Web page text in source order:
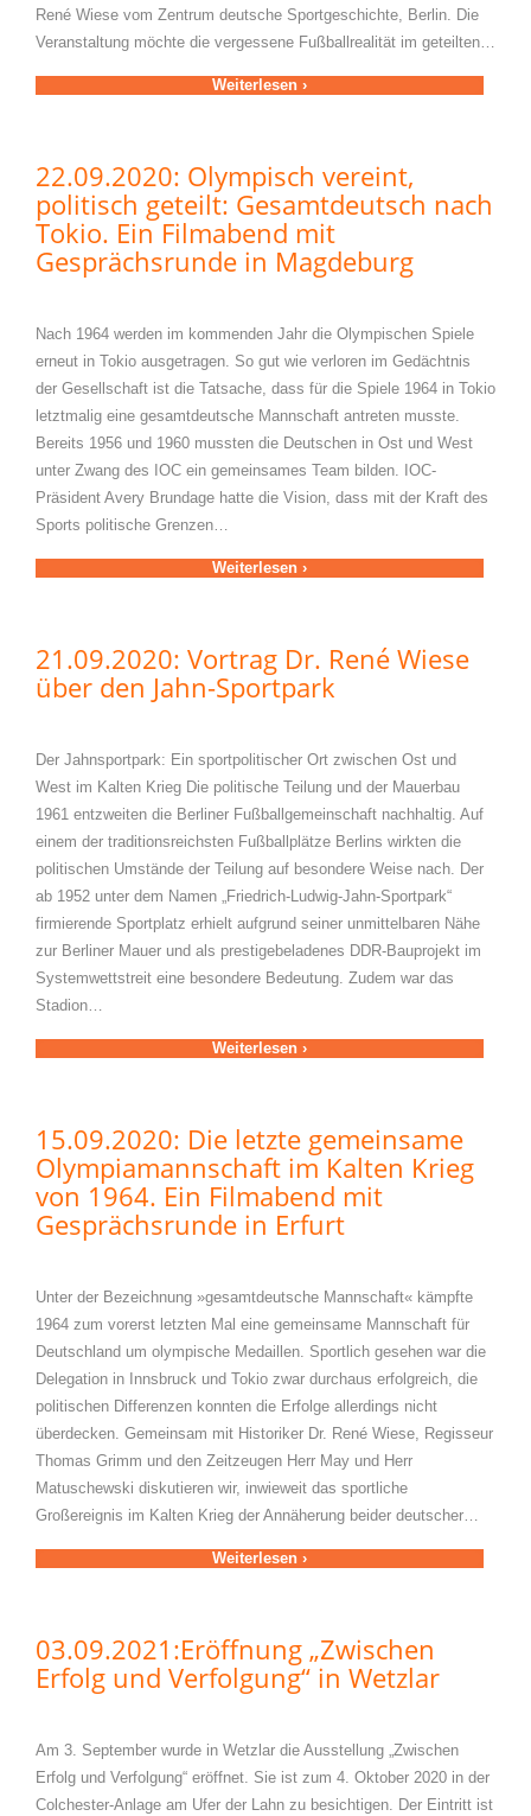
René Wiese vom Zentrum deutsche Sportgeschichte, Berlin. Die
Veranstaltung möchte die vergessene Fußballrealität im geteilten…
Weiterlesen ›
22.09.2020: Olympisch vereint,
politisch geteilt: Gesamtdeutsch nach
Tokio. Ein Filmabend mit
Gesprächsrunde in Magdeburg
Nach 1964 werden im kommenden Jahr die Olympischen Spiele
erneut in Tokio ausgetragen. So gut wie verloren im Gedächtnis
der Gesellschaft ist die Tatsache, dass für die Spiele 1964 in Tokio
letztmalig eine gesamtdeutsche Mannschaft antreten musste.
Bereits 1956 und 1960 mussten die Deutschen in Ost und West
unter Zwang des IOC ein gemeinsames Team bilden. IOC-
Präsident Avery Brundage hatte die Vision, dass mit der Kraft des
Sports politische Grenzen…
Weiterlesen ›
21.09.2020: Vortrag Dr. René Wiese
über den Jahn-Sportpark
Der Jahnsportpark: Ein sportpolitischer Ort zwischen Ost und
West im Kalten Krieg Die politische Teilung und der Mauerbau
1961 entzweiten die Berliner Fußballgemeinschaft nachhaltig. Auf
einem der traditionsreichsten Fußballplätze Berlins wirkten die
politischen Umstände der Teilung auf besondere Weise nach. Der
ab 1952 unter dem Namen „Friedrich-Ludwig-Jahn-Sportpark“
firmierende Sportplatz erhielt aufgrund seiner unmittelbaren Nähe
zur Berliner Mauer und als prestigebeladenes DDR-Bauprojekt im
Systemwettstreit eine besondere Bedeutung. Zudem war das
Stadion…
Weiterlesen ›
15.09.2020: Die letzte gemeinsame
Olympiamannschaft im Kalten Krieg
von 1964. Ein Filmabend mit
Gesprächsrunde in Erfurt
Unter der Bezeichnung »gesamtdeutsche Mannschaft« kämpfte
1964 zum vorerst letzten Mal eine gemeinsame Mannschaft für
Deutschland um olympische Medaillen. Sportlich gesehen war die
Delegation in Innsbruck und Tokio zwar durchaus erfolgreich, die
politischen Differenzen konnten die Erfolge allerdings nicht
überdecken. Gemeinsam mit Historiker Dr. René Wiese, Regisseur
Thomas Grimm und den Zeitzeugen Herr May und Herr
Matuschewski diskutieren wir, inwieweit das sportliche
Großereignis im Kalten Krieg der Annäherung beider deutscher…
Weiterlesen ›
03.09.2021:Eröffnung „Zwischen
Erfolg und Verfolgung“ in Wetzlar
Am 3. September wurde in Wetzlar die Ausstellung „Zwischen
Erfolg und Verfolgung“ eröffnet. Sie ist zum 4. Oktober 2020 in der
Colchester-Anlage am Ufer der Lahn zu besichtigen. Der Eintritt ist